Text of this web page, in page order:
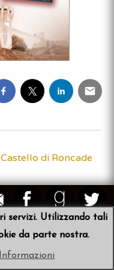
di Roncade
servizi. Utilizzando tali
da parte nostra.
Informazioni
Schulenburg